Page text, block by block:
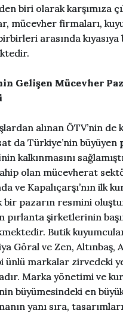
biri olarak karşımıza
mücevher firmaları,
arasında
Gelişen Mücevher
alınan ÖTV’nin de
da Türkiye’nin büyüyen
nin kalkınmasını
olan mücevherat
ve Kapalıçarşı’nın ilk
bir pazarın resmini
pırlanta şirketlerinin
Butik
Göral ve Zen, Altınbaş,
ünlü markalar zirvedeki
Marka yönetimi ve
büyümesindeki en
yanı sıra,